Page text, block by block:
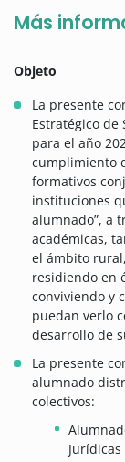
Más
Objeto
La presente
Estratégico de
para el año
cumplimiento
formativos
instituciones
alumnado”, a
académicas,
el ámbito
residiendo en
conviviendo y
puedan verlo
desarrollo de
La presente
alumnado
colectivos: